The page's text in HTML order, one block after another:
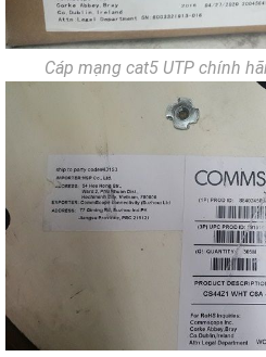
Cáp mạng cat5 UTP chính